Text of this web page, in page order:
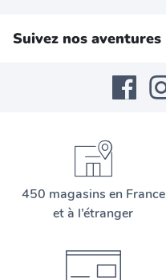
Suivez nos aventures
450 magasins en France
et à l’étranger